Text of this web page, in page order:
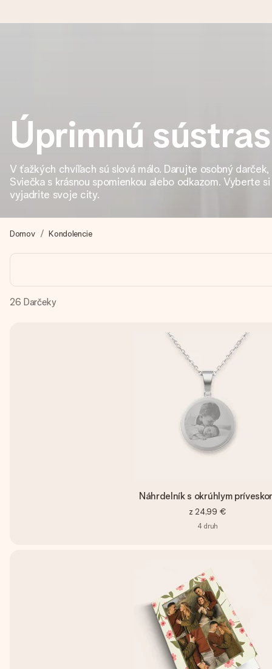
4,7 (na základe +15 000 recenzií)
Naše darčeky inšpirujú. Zákazníci nás na Google Reviews
Vytvorte niečo výnimočné v pár jednoduchých krokoch – s
Úprimnú
V ťažkých chvíľach sú slová málo. Darujte osobný
Sviečka s krásnou spomienkou alebo odkazom. Vyberte
vyjadrite svoje city.
Domov Kondolencie
26 Darčeky
Náhrdelník s okrúhlym
z 24,99 €
4 druh